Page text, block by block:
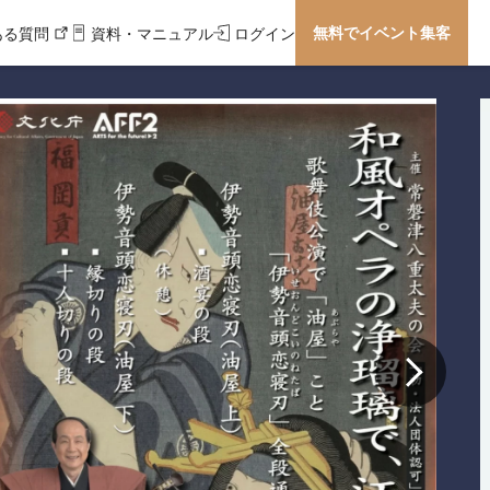
質問 資料・マニュアル ログイン 無料でイベント集客